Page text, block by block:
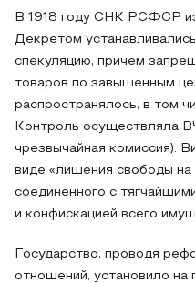
В 1918 году СНК РСФСР
Декретом
спекуляцию, причем
товаров по завышенным
распространялось, в том
Контроль осуществляла
чрезвычайная комиссия).
виде «лишения свободы на
соединенного с
и конфискацией всего
Государство, проводя
отношений, установило на